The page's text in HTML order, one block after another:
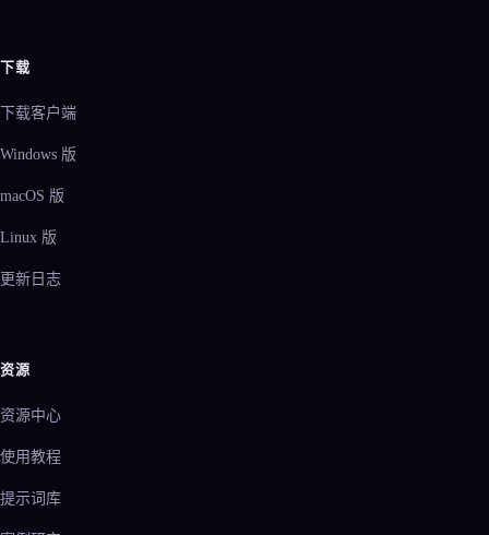
下载
下载客户端
Windows 版
macOS 版
Linux 版
更新日志
资源
资源中心
使用教程
提示词库